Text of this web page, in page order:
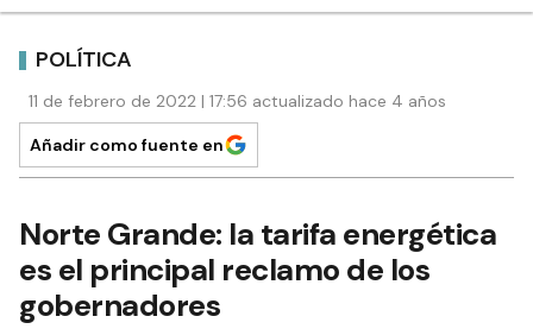
POLÍTICA
11 de febrero de 2022 | 17:56 actualizado hace 4 años
Añadir como fuente en
Norte Grande: la tarifa energética
es el principal reclamo de los
gobernadores